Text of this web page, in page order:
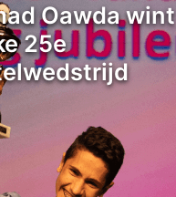
Oawda wint
25e